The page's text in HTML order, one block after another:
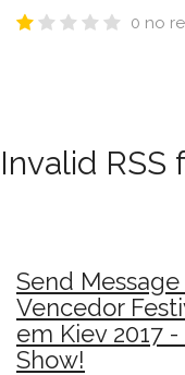
0 no
Invalid RSS
Send Message
Vencedor
em Kiev 2017
Show!